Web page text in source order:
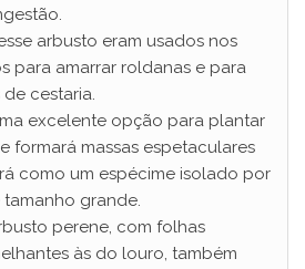
arbusto eram usados ​​nos
para amarrar roldanas e para
cestaria.
excelente opção para plantar
formará massas espetaculares
como um espécime isolado por
grande.
perene, com folhas
às do louro, também